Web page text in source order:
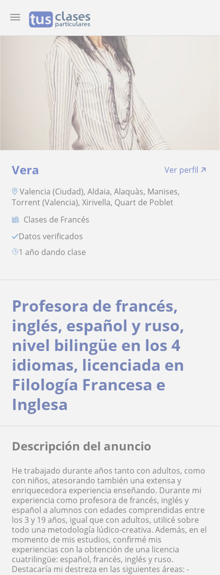
Vera
Ver perfil
Valencia (Ciudad), Aldaia, Alaquàs, Manises,
Torrent (Valencia), Xirivella, Quart de Poblet
Clases de Francés
Datos verificados
1 año dando clase
Profesora de francés,
inglés, español y ruso,
nivel bilingüe en los 4
idiomas, licenciada en
Filología Francesa e
Inglesa
Descripción del anuncio
He trabajado durante años tanto con adultos, como
con niños, atesorando también una extensa y
enriquecedora experiencia enseñando. Durante mi
experiencia como profesora de francés, inglés y
español a alumnos con edades comprendidas entre
los 3 y 19 años, igual que con adultos, utilicé sobre
todo una metodología lúdico-creativa. Además, en el
momento de mis estudios, confirmé mis
experiencias con la obtención de una licencia
cuatrilingüe: español, francés, inglés y ruso.
Destacaría mi destreza en las siguientes áreas: -